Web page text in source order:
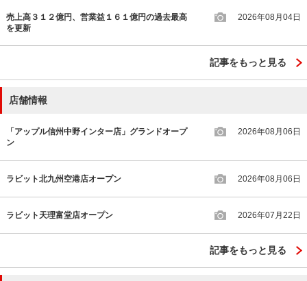
売上高３１２億円、営業益１６１億円の過去最高
を更新
2026年08月04日
記事をもっと見る
店舗情報
「アップル信州中野インター店」グランドオープ
ン
2026年08月06日
ラビット北九州空港店オープン 2026年08月06日
ラビット天理富堂店オープン 2026年07月22日
記事をもっと見る